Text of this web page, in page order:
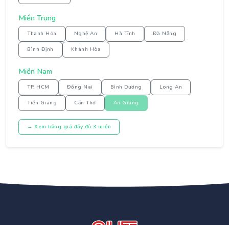
Miền Trung
Thanh Hóa Nghệ An Hà Tĩnh Đà Nẵng
Bình Định Khánh Hòa
Miền Nam
TP. HCM Đồng Nai Bình Dương Long An
Tiền Giang Cần Thơ An Giang
← Xem bảng giá đầy đủ 3 miền